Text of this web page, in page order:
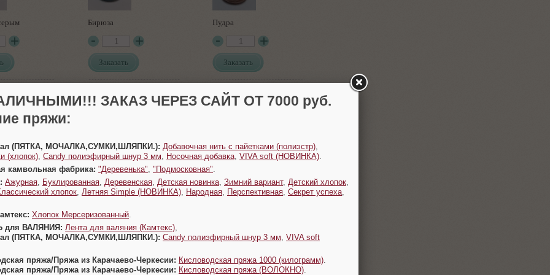
Бирюза
Заказать
Пудра
Заказать
Джинс
ЗАКАЗ ЧЕРЕЗ САЙТ ОТ 7000 руб.
пряжи:
(ПЯТКА, МОЧАЛКА,СУМКИ,ШЛЯПКИ.): Добавочная нить с пайетками (полиэстр)
(хлопок) Candy полиэфирный шнур 3 мм Носочная добавка VIVA soft (НОВИНКА)
камвольная фабрика: "Деревенька" "Подмосковная"
Ажурная Буклированная Деревенская Детская новинка Зимний вариант, Детский хлопок
хлопок Летняя Simple (НОВИНКА) Народная Перспективная Секрет успеха
Хлопок Мерсеризованный
для ВАЛЯНИЯ: Лента для валяния (Камтекс)
(ПЯТКА, МОЧАЛКА,СУМКИ,ШЛЯПКИ.): Candy полиэфирный шнур 3 мм VIVA soft
пряжа/Пряжа из Карачаево-Черкесии: Кисловодская пряжа 1000 (килограмм)
пряжа/Пряжа из Карачаево-Черкесии: Кисловодская пряжа (ВОЛОКНО)